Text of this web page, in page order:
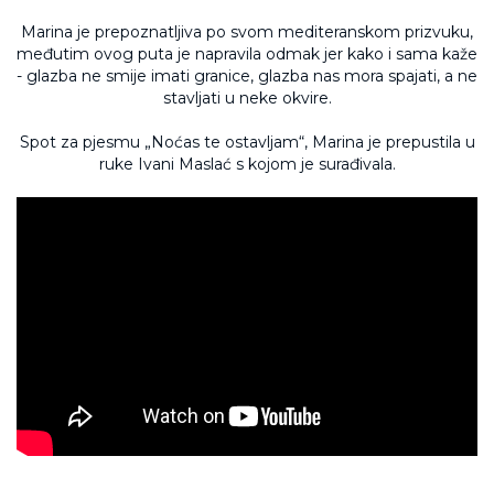
Marina je prepoznatljiva po svom mediteranskom prizvuku,
međutim ovog puta je napravila odmak jer kako i sama kaže
- glazba ne smije imati granice, glazba nas mora spajati, a ne
stavljati u neke okvire.
Spot za pjesmu „Noćas te ostavljam“, Marina je prepustila u
ruke Ivani Maslać s kojom je surađivala.